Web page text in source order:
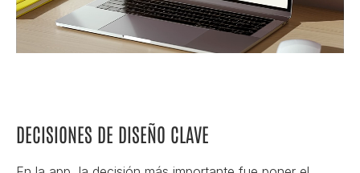
DECISIONES DE DISEÑO CLAVE